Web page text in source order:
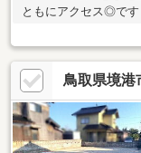
ともにアクセス◎です
鳥取県境港